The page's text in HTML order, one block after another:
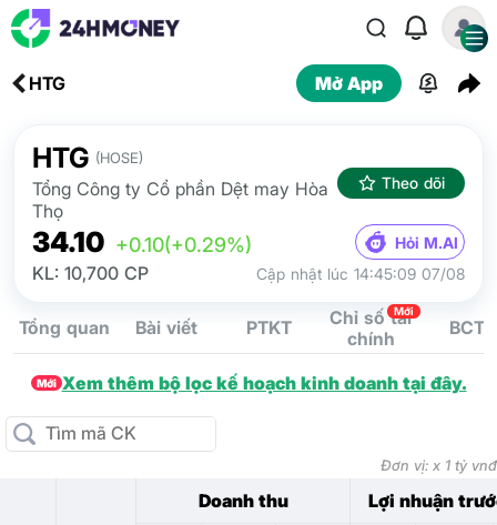
HTG Mở App
HTG (HOSE)
Tổng Công ty Cổ phần Dệt may Hòa
Thọ
Theo dõi
34.10 +0.10(+0.29%) Hỏi M.AI
KL: 10,700 CP Cập nhật lúc 14:45:09 07/08
Tổng quan Bài viết PTKT
Chỉ số tài
chính
Mới
BCTC
Mới Xem thêm bộ lọc kế hoạch kinh doanh tại đây.
Đơn vị: x 1 tỷ vnđ
Doanh thu Lợi nhuận